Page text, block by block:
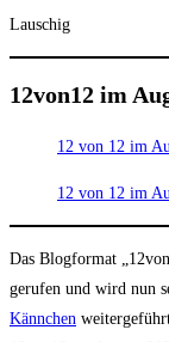
Lauschig
12von12 im
12 von 12 im
12 von 12 im
Das Blogformat
gerufen und wird nun
Kännchen